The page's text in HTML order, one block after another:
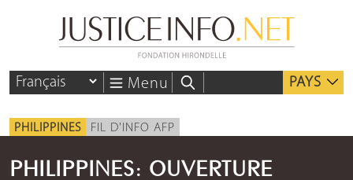
Menu PAYS
PHILIPPINES FIL D'INFO AFP
PHILIPPINES: OUVERTURE